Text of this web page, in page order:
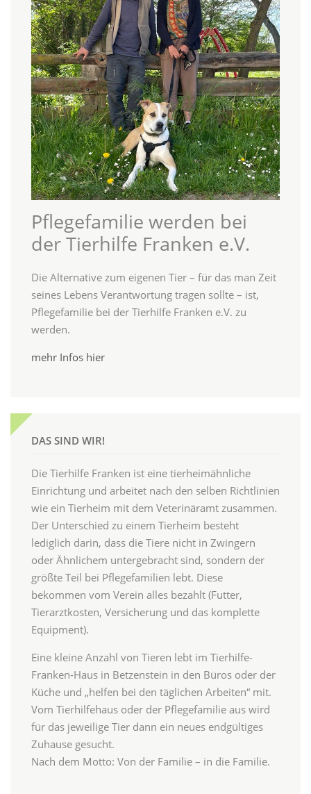
Pflegefamilie werden bei
der Tierhilfe Franken e.V.
Die Alternative zum eigenen Tier – für das man Zeit
seines Lebens Verantwortung tragen sollte – ist,
Pflegefamilie bei der Tierhilfe Franken e.V. zu
werden.
mehr Infos hier
DAS SIND WIR!
Die Tierhilfe Franken ist eine tierheimähnliche
Einrichtung und arbeitet nach den selben Richtlinien
wie ein Tierheim mit dem Veterinäramt zusammen.
Der Unterschied zu einem Tierheim besteht
lediglich darin, dass die Tiere nicht in Zwingern
oder Ähnlichem untergebracht sind, sondern der
größte Teil bei Pflegefamilien lebt. Diese
bekommen vom Verein alles bezahlt (Futter,
Tierarztkosten, Versicherung und das komplette
Equipment).
Eine kleine Anzahl von Tieren lebt im Tierhilfe-
Franken-Haus in Betzenstein in den Büros oder der
Küche und „helfen bei den täglichen Arbeiten“ mit.
Vom Tierhilfehaus oder der Pflegefamilie aus wird
für das jeweilige Tier dann ein neues endgültiges
Zuhause gesucht.
Nach dem Motto: Von der Familie – in die Familie.